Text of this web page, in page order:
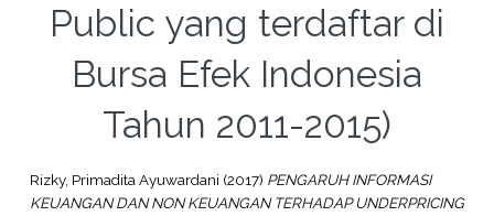
Public yang terdaftar di
Bursa Efek Indonesia
Tahun 2011-2015)
Rizky, Primadita Ayuwardani (2017) PENGARUH INFORMASI
KEUANGAN DAN NON KEUANGAN TERHADAP UNDERPRICING